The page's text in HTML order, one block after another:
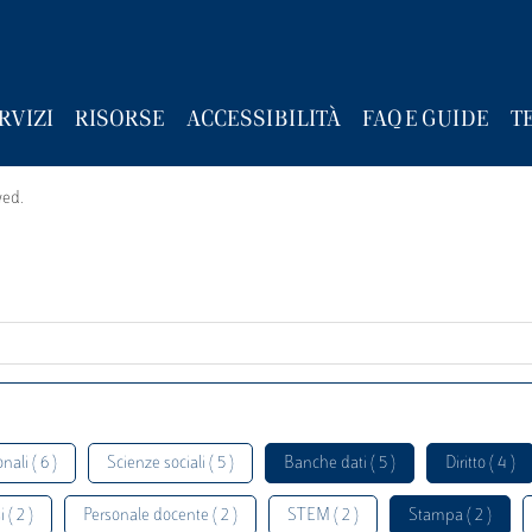
RISORSE ACCESSIBILITÀ FAQ E GUIDE
( 6 ) Scienze sociali ( 5 ) Banche dati ( 5 ) Diritto ( 4 )
( 2 ) Personale docente ( 2 ) STEM ( 2 ) Stampa ( 2 )